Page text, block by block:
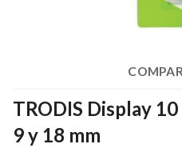
TRODIS Display
9 y 18 mm